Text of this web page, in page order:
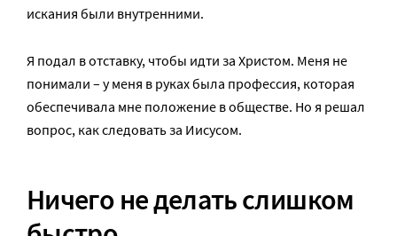
искания были внутренними.
Я подал в отставку, чтобы идти за Христом. Меня не
понимали – у меня в руках была профессия, которая
обеспечивала мне положение в обществе. Но я решал
вопрос, как следовать за Иисусом.
Ничего не делать слишком